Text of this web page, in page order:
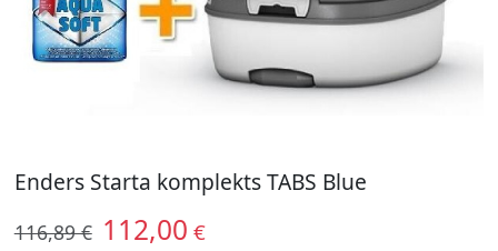
Enders Starta komplekts TABS Blue
116,89 € 112,00 €